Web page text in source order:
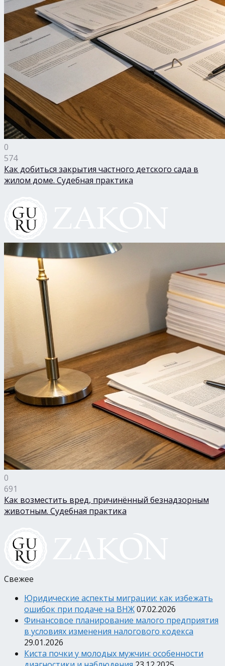
0
574
Как добиться закрытия частного детского сада в
жилом доме. Судебная практика
0
691
Как возместить вред, причинённый безнадзорным
животным. Судебная практика
Свежее
Юридические аспекты миграции: как избежать
ошибок при подаче на ВНЖ07.02.2026
Финансовое планирование малого предприятия
в условиях изменения налогового кодекса
29.01.2026
Киста почки у молодых мужчин: особенности